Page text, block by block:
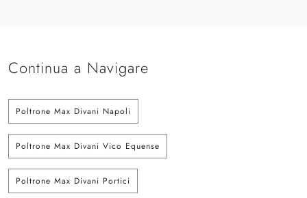
Continua a Navigare
Poltrone Max Divani Napoli
Poltrone Max Divani Vico Equense
Poltrone Max Divani Portici